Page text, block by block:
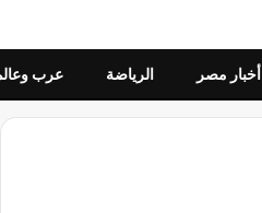
أخبار مصر الرياضة عرب